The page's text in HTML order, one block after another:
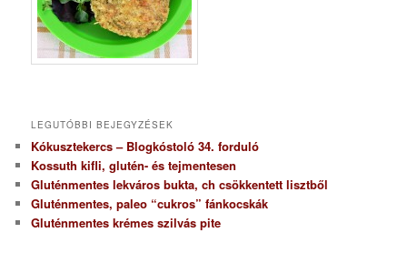
LEGUTÓBBI BEJEGYZÉSEK
Kókusztekercs – Blogkóstoló 34. forduló
Kossuth kifli, glutén- és tejmentesen
Gluténmentes lekváros bukta, ch csökkentett lisztből
Gluténmentes, paleo “cukros” fánkocskák
Gluténmentes krémes szilvás pite